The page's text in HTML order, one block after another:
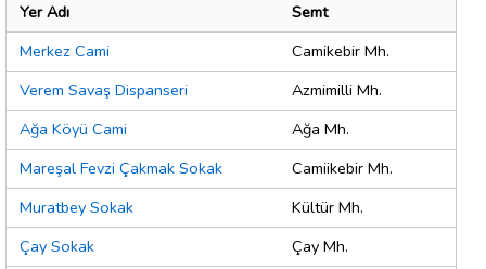
Yer Adı
Semt
Merkez Cami
Camikebir Mh.
Verem Savaş Dispanseri
Azmimilli Mh.
Ağa Köyü Cami
Ağa Mh.
Mareşal Fevzi Çakmak Sokak
Camiikebir Mh.
Muratbey Sokak
Kültür Mh.
Çay Sokak
Çay Mh.